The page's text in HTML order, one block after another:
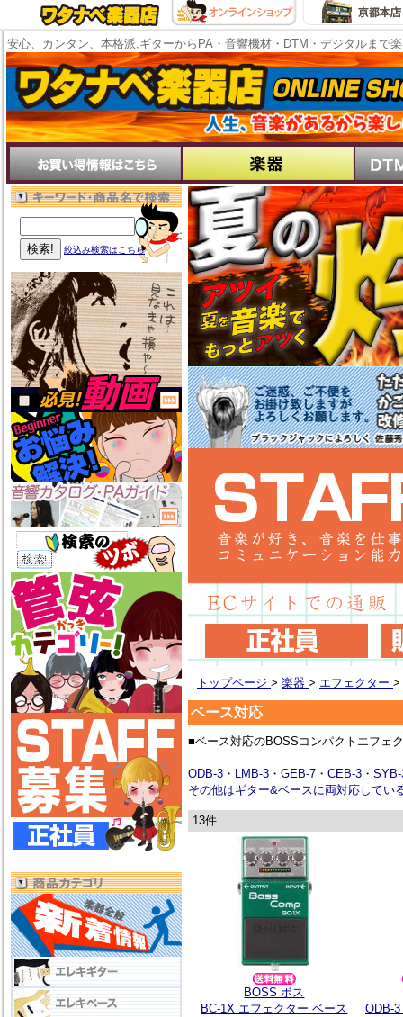
安心、カンタン、本格派,ギターからPA・音響機材・DTM・デジタルまで
絞込み検索はこちら
トップページ > 楽器 > エフェクター >
ベース対応
■ベース対応のBOSSコンパクトエフェ
ODB-3・LMB-3・GEB-7・CEB-3・
その他はギター&ベースに両対応してい
13件
BOSS ボス
BC-1X エフェクター ベース
ODB-